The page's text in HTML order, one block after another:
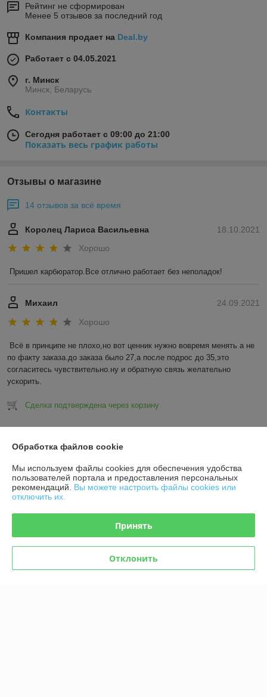
Рейтинг не сформирован
Менее 5 отзывов за последний год
Компания продает на Deal.by
Работает с 04.05.2021
г. Минск
Минск, Беларусь
Контакты
Сегодня работает с 09:00 до 21:00
Показать весь график работы
Отзывы о магазине
14 отзывов за всё время
18.10.2021
Королец Лариса Васильевна
Хорошо
Пришел карбюратор.Все отлично работает без неполадок!
24.09.2021
Михаил
Хорошо
Всё в принципе не плохо,но вот ценник нужно вовремя менять а не
по факту заказа.до заказа было 27,а после подрос до 35,это
согласитесь чувствительно.ну и обратную связь желательно
ускорить.
Сделка подтверждена через корзину
О нас
Контакты
Обработка файлов cookie
Мы используем файлы cookies для обеспечения удобства
пользователей портала и предоставления персональных
рекомендаций. Вы можете настроить файлы cookies или
отключить их.
Принять
Отклонить